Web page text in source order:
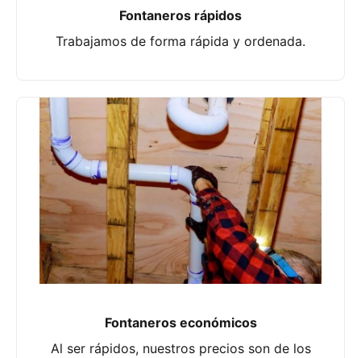
Fontaneros rápidos
Trabajamos de forma rápida y ordenada.
Fontaneros económicos
Al ser rápidos, nuestros precios son de los